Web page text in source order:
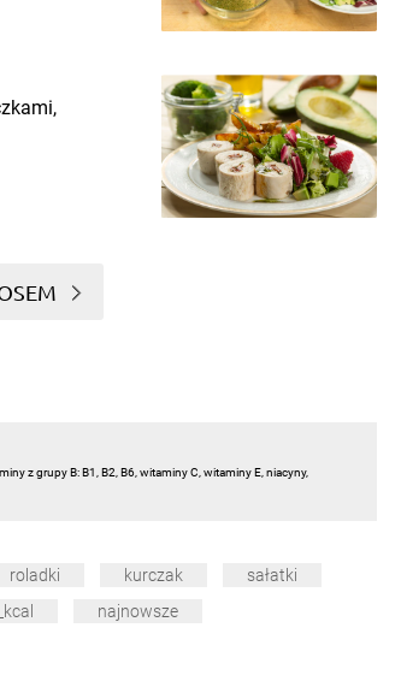
z grupy B: B1, B2, B6, witaminy C, witaminy E, niacyny,
roladki kurczak
sałatki
najnowsze